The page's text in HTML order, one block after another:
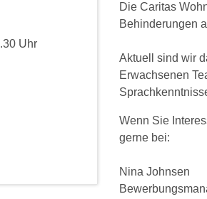
Die Caritas
Behinderungen
Aktuell sind wir
Erwachsenen
Wenn Sie
gerne bei:
Nina Johnsen
Uhr